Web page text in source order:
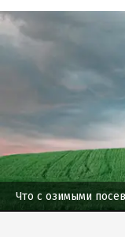
Что с озимыми